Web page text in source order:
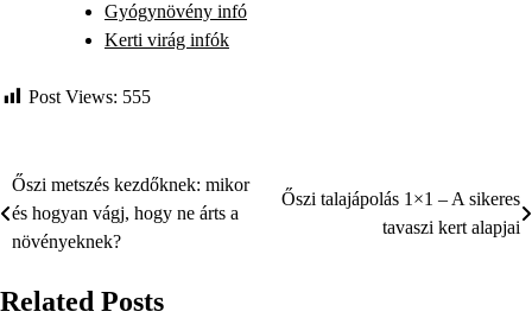
Gyógynövény infó
Kerti virág infók
Post Views: 555
Bejegyzés
navigáció
Őszi metszés kezdőknek: mikor
és hogyan vágj, hogy ne árts a
növényeknek?
Őszi talajápolás 1×1 – A sikeres
tavaszi kert alapjai
Related Posts